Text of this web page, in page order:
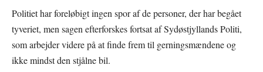
Politiet har foreløbigt ingen spor af de personer, der har begået
tyveriet, men sagen efterforskes fortsat af Sydøstjyllands Politi,
som arbejder videre på at finde frem til gerningsmændene og
ikke mindst den stjålne bil.